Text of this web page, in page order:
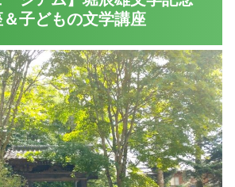
子どもの文学講座